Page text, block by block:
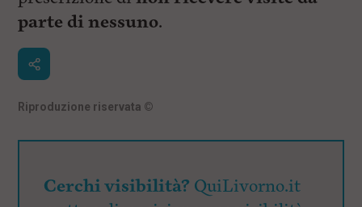
parte di nessuno.
Riproduzione riservata ©
Cerchi visibilità? QuiLivorno.it